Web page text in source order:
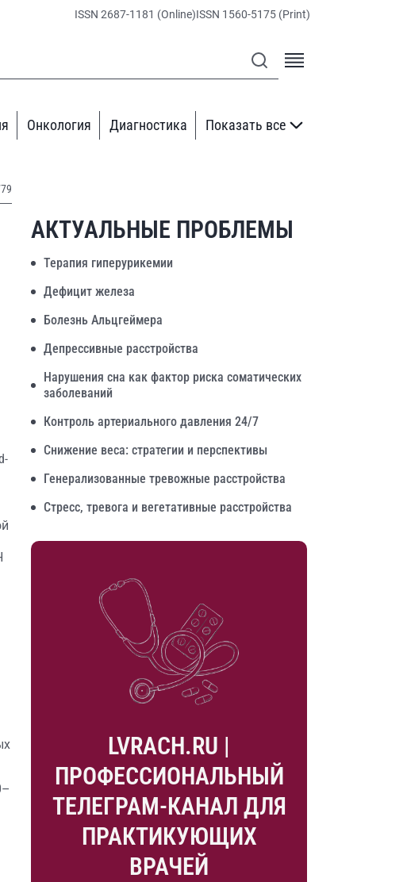
ISSN 2687-1181 (Online)ISSN 1560-5175 (Print)
Онкология Диагностика Показать все
АКТУАЛЬНЫЕ ПРОБЛЕМЫ
Терапия гиперурикемии
Дефицит железа
Болезнь Альцгеймера
Депрессивные расстройства
Нарушения сна как фактор риска соматических
заболеваний
Контроль артериального давления 24/7
Снижение веса: стратегии и перспективы
Генерализованные тревожные расстройства
Стресс, тревога и вегетативные расстройства
LVRACH.RU |
ПРОФЕССИОНАЛЬНЫЙ
ТЕЛЕГРАМ-КАНАЛ ДЛЯ
ПРАКТИКУЮЩИХ
ВРАЧЕЙ